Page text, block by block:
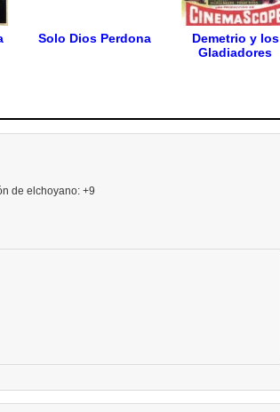
Solo Dios Perdona
Demetrio y los
Gladiadores
de elchoyano: +9